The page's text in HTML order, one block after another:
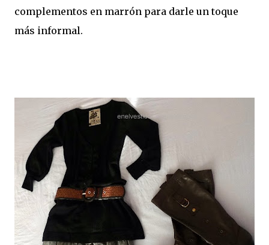
complementos en marrón para darle un toque
más informal.